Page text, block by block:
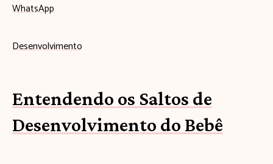
WhatsApp
Desenvolvimento
Entendendo os Saltos de
Desenvolvimento do Bebê